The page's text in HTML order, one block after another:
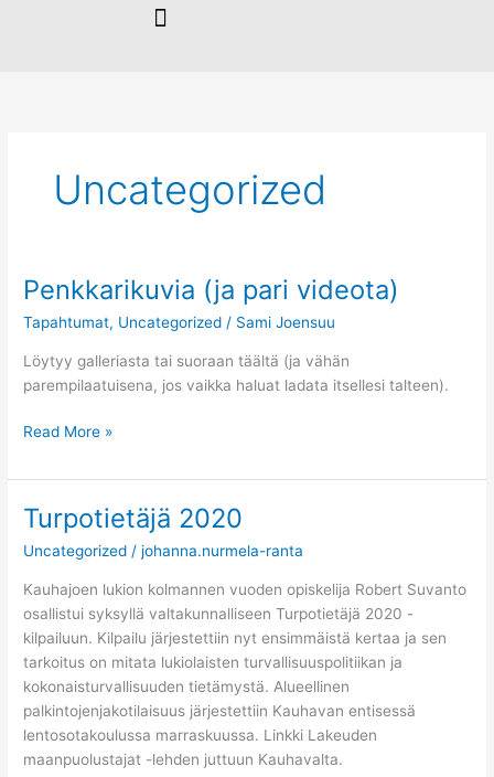
Uncategorized
Penkkarikuvia (ja pari videota)
Tapahtumat, Uncategorized / Sami Joensuu
Löytyy galleriasta tai suoraan täältä (ja vähän
parempilaatuisena, jos vaikka haluat ladata itsellesi talteen).
Penkkarikuvia
pari
videota)
Read More »
Turpotietäjä 2020
Uncategorized /johanna.nurmela-ranta
Kauhajoen lukion kolmannen vuoden opiskelija Robert Suvanto
osallistui syksyllä valtakunnalliseen Turpotietäjä 2020 -
kilpailuun. Kilpailu järjestettiin nyt ensimmäistä kertaa ja sen
tarkoitus on mitata lukiolaisten turvallisuuspolitiikan ja
kokonaisturvallisuuden tietämystä. Alueellinen
palkintojenjakotilaisuus järjestettiin Kauhavan entisessä
lentosotakoulussa marraskuussa. Linkki Lakeuden
maanpuolustajat -lehden juttuun Kauhavalta.
Turpotietäjä